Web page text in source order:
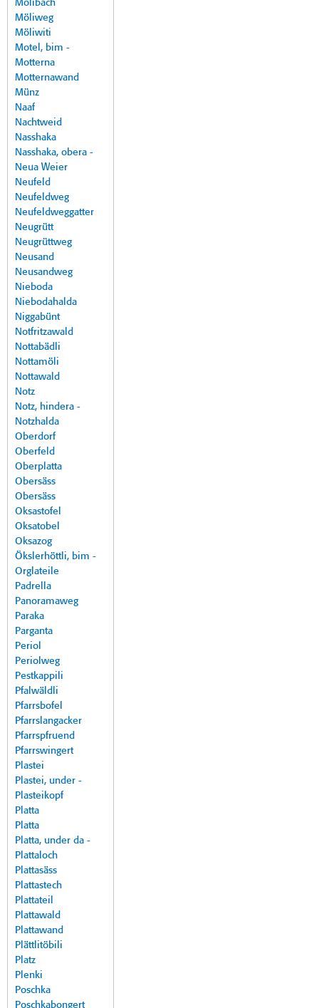
Mölibach
Möliweg
Möliwiti
Motel, bim -
Motterna
Motternawand
Münz
Naaf
Nachtweid
Nasshaka
Nasshaka, obera -
Neua Weier
Neufeld
Neufeldweg
Neufeldweggatter
Neugrütt
Neugrüttweg
Neusand
Neusandweg
Nieboda
Niebodahalda
Niggabünt
Notfritzawald
Nottabädli
Nottamöli
Nottawald
Notz
Notz, hindera -
Notzhalda
Oberdorf
Oberfeld
Oberplatta
Obersäss
Obersäss
Oksastofel
Oksatobel
Oksazog
Ökslerhöttli, bim -
Orglateile
Padrella
Panoramaweg
Paraka
Parganta
Periol
Periolweg
Pestkappili
Pfalwäldli
Pfarrsbofel
Pfarrslangacker
Pfarrspfruend
Pfarrswingert
Plastei
Plastei, under -
Plasteikopf
Platta
Platta
Platta, under da -
Plattaloch
Plattasäss
Plattastech
Plattateil
Plattawald
Plattawand
Plättlitöbili
Platz
Plenki
Poschka
Poschkabongert